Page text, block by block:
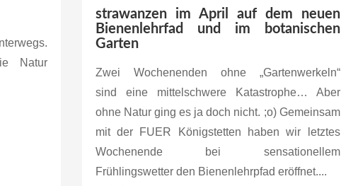
Natur
strawanzen im April auf dem neuen
Bienenlehrfad und im botanischen
Garten
Zwei Wochenenden ohne „Gartenwerkeln“
sind eine mittelschwere Katastrophe… Aber
ohne Natur ging es ja doch nicht. ;o) Gemeinsam
mit der FUER Königstetten haben wir letztes
Wochenende bei sensationellem
Frühlingswetter den Bienenlehrpfad eröffnet....